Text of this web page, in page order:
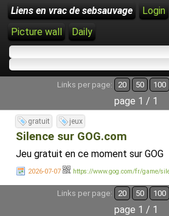
Liens en vrac de sebsauvage Login
Picture wall
Daily
Links per page: 20 50 100
page 1 / 1
gratuit jeux
Silence sur GOG.com
Jeu gratuit en ce moment sur GOG
2026-07-07 https://www.gog.com/fr/game/
Links per page: 20 50 100
page 1 / 1